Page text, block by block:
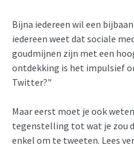
Bijna iedereen wil een
iedereen weet dat sociale
goudmijnen zijn met een
ontdekking is het impulsief
Twitter?"
Maar eerst moet je ook
tegenstelling tot wat je zou
enkel om te tweeten. Lees